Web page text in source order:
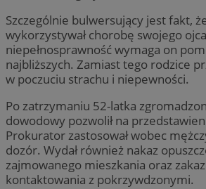
Szczególnie bulwersujący jest fakt,
wykorzystywał chorobę swojego
niepełnosprawność wymaga on
najbliższych. Zamiast tego rodzice
w poczuciu strachu i niepewności.
Po zatrzymaniu 52-latka
dowodowy pozwolił na
Prokurator zastosował wobec
dozór. Wydał również nakaz
zajmowanego mieszkania oraz
kontaktowania z pokrzywdzonymi.